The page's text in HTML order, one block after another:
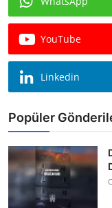
Köşe Yazısı
Dernek
Galeri
E-GAZETE
YouTube
Linkedin
Popüler